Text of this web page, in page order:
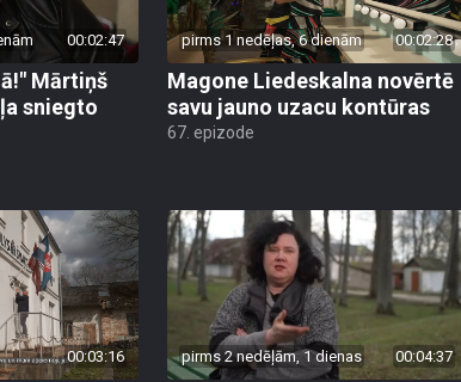
00:02:47
Mārtiņš
sniegto
pirms 1 nedēļas, 6 dienām 00:02:28
Magone Liedeskalna novērtē
savu jauno uzacu kontūras
67. epizode
00:03:16 pirms 2 nedēļām, 1 dienas 00:04:37